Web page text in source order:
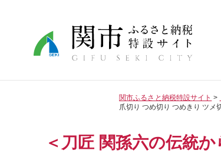
関市ふるさと納税特設サイト
爪切り つめ切り つめきり ツメ
＜刀匠 関孫六の伝統